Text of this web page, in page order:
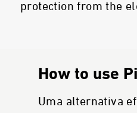
protection from the
How to use
Uma alternativa